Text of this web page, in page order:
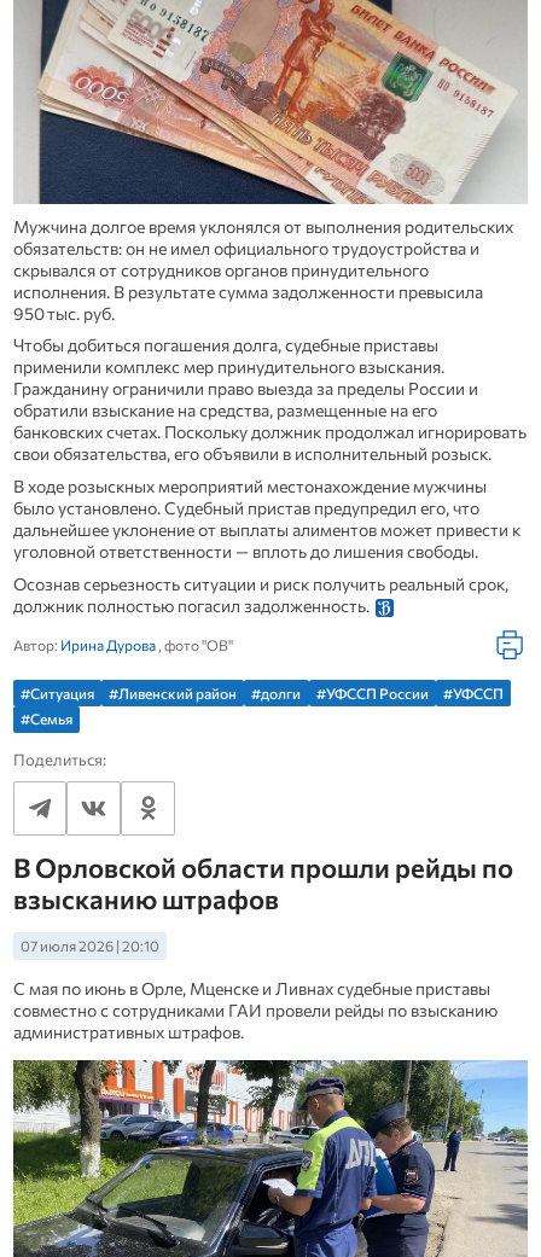
Мужчина долгое время уклонялся от выполнения родительских
обязательств: он не имел официального трудоустройства и
скрывался от сотрудников органов принудительного
исполнения. В результате сумма задолженности превысила
950 тыс. руб.
Чтобы добиться погашения долга, судебные приставы
применили комплекс мер принудительного взыскания.
Гражданину ограничили право выезда за пределы России и
обратили взыскание на средства, размещенные на его
банковских счетах. Поскольку должник продолжал игнорировать
свои обязательства, его объявили в исполнительный розыск.
В ходе розыскных мероприятий местонахождение мужчины
было установлено. Судебный пристав предупредил его, что
дальнейшее уклонение от выплаты алиментов может привести к
уголовной ответственности — вплоть до лишения свободы.
Осознав серьезность ситуации и риск получить реальный срок,
должник полностью погасил задолженность.
Автор: Ирина Дурова, фото "ОВ"
#Ситуация #Ливенский район #долги #УФССП России
#УФССП
#Семья
Поделиться:
В Орловской области прошли рейды по
взысканию штрафов
07 июля 2026 | 20:10
С мая по июнь в Орле, Мценске и Ливнах судебные приставы
совместно с сотрудниками ГАИ провели рейды по взысканию
административных штрафов.